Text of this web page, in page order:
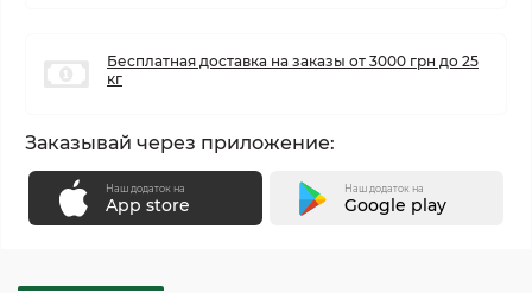
Бесплатная доставка на заказы от 3000 грн до 25
кг
Заказывай через приложение:
Наш додаток на
App store
Наш додаток на
Google play